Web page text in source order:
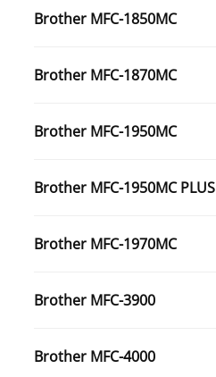
Brother MFC-1850MC
Brother MFC-1870MC
Brother MFC-1950MC
Brother MFC-1950MC PLUS
Brother MFC-1970MC
Brother MFC-3900
Brother MFC-4000